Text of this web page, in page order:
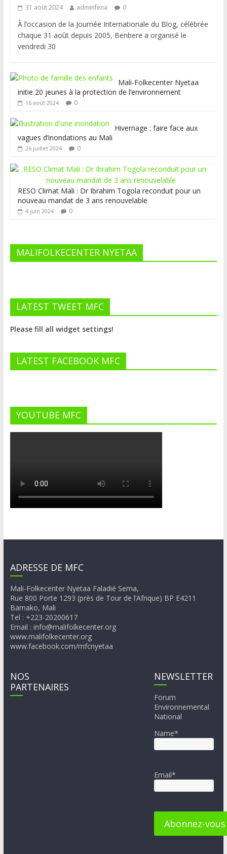
31 août 2024 adminfena 0
À l’occasion de la Journée Internationale du Blog, célébrée
chaque 31 août depuis 2005, Benbere a organisé le
vendredi 30
Mali-Folkecenter Nyetaa
initie 20 jeunes à la protection de l’environnement
16 août 2024 0
Hivernage : faire face aux
vagues d’inondations au Mali
26 juillet 2024 0
RESO Climat Mali : Dr Ibrahim Togola reconduit pour un
nouveau mandat de 3 ans renouvelable
4 juin 2024 0
MALIFOLKECENTER NYETAA
LATEST TWEET MFC
Please fill all widget settings!
LATEST FACEBOOK MFC
YOUTUBE MFC
ADRESSE DE MFC
Mali-Folkecenter Nyetaa Faladié Sema,
Rue 800 Porte 1293 (près de Tour de l’Afrique) BP E4211
Bamako, Mali
Tel : +223-20200617
Email : info@malifolkecenter.org
www.malifolkecenter.org
www.facebook.com/mfcnyetaa
NOS
PARTENAIRES
NEWSLETTER
Forum
Environnemental
National
Name*
Email*